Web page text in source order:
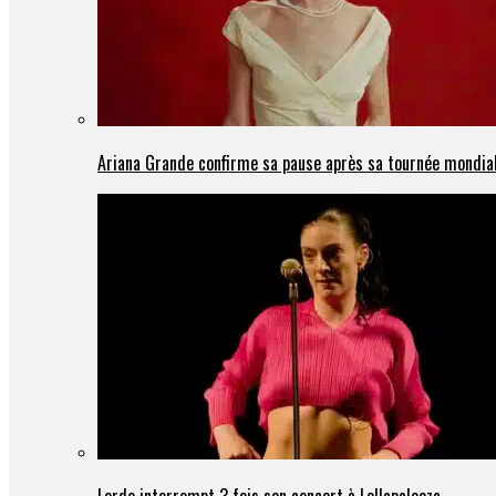
Ariana Grande confirme sa pause après sa tournée